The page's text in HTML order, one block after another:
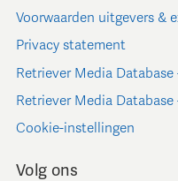
Voorwaarden uitgevers &
Privacy statement
Retriever Media Database
Retriever Media
Cookie-instellingen
Volg ons